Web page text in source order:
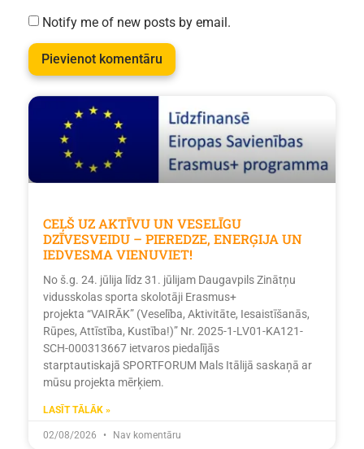
Notify me of new posts by email.
CEĻŠ UZ AKTĪVU UN VESELĪGU
DZĪVESVEIDU – PIEREDZE, ENERĢIJA UN
IEDVESMA VIENUVIET!
No š.g. 24. jūlija līdz 31. jūlijam Daugavpils Zinātņu
vidusskolas sporta skolotāji Erasmus+
projekta “VAIRĀK” (Veselība, Aktivitāte, Iesaistīšanās,
Rūpes, Attīstība, Kustība!)” Nr. 2025-1-LV01-KA121-
SCH-000313667 ietvaros piedalījās
starptautiskajā SPORTFORUM Mals Itālijā saskaņā ar
mūsu projekta mērķiem.
LASĪT TĀLĀK »
02/08/2026 Nav komentāru